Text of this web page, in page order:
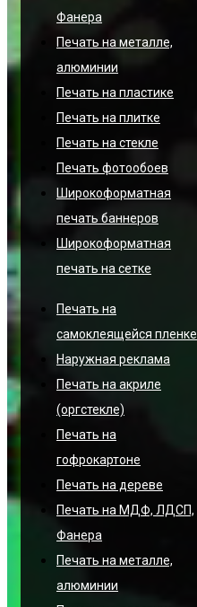
Фанера
Печать на металле,
алюминии
Печать на пластике
Печать на плитке
Печать на стекле
Печать фотообоев
Широкоформатная
печать баннеров
Широкоформатная
печать на сетке
Печать на
самоклеящейся пленке
Наружная реклама
Печать на акриле
(оргстекле)
Печать на
гофрокартоне
Печать на дереве
Печать на МДФ, ЛДСП,
Фанера
Печать на металле,
алюминии